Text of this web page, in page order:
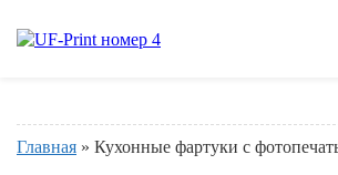
Главная » Кухонные фартуки с